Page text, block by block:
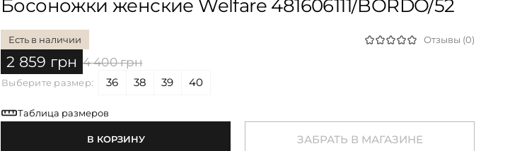
Босоножки женские Welfare 481606111/BORDO/52
Есть в наличии Отзывы (0)
Выберите размер: 36 38 39 40
Таблица размеров
2 859 грн 4 400 грн
В КОРЗИНУ ЗАБРАТЬ В МАГАЗИНЕ